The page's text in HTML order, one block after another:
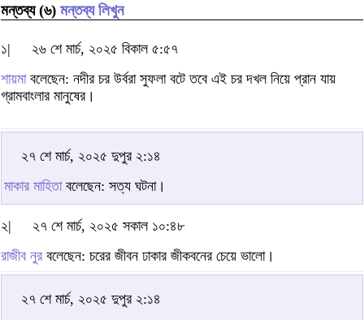
মন্তব্য (৬) মন্তব্য লিখুন
১|
২৬ শে মার্চ, ২০২৫ বিকাল ৫:৫৭
শায়মাবলেছেন: নদীর চর উর্বরা সুফলা বটে তবে এই চর দখল নিয়ে প্রান যায়
গ্রামবাংলার মানুষের।
২৭ শে মার্চ, ২০২৫ দুপুর ২:১৪
মাকার মাহিতাবলেছেন: সত্য ঘটনা।
২|
২৭ শে মার্চ, ২০২৫ সকাল ১০:৪৮
রাজীব নুর বলেছেন: চরের জীবন ঢাকার জীকবনের চেয়ে ভালো।
২৭ শে মার্চ, ২০২৫ দুপুর ২:১৪